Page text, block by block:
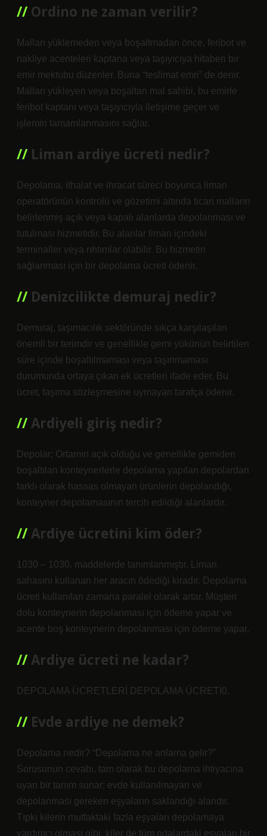
Ordino ne zaman verilir?
Malları yüklemeden veya boşaltmadan önce, feribot ve
nakliye acenteleri kaptana veya taşıyıcıya hitaben bir
emir mektubu düzenler. Buna “teslimat emri” de denir.
Malları yükleyen veya boşaltan mal sahibi, bu emirle
feribot kaptanı veya taşıyıcıyla iletişime geçer ve
işlemin tamamlanmasını sağlar.
Liman ardiye ücreti nedir?
Depolama, ithalat ve ihracat süreci boyunca liman
operatörünün kontrolü ve gözetimi altında ticari malların
belirlenmiş açık veya kapalı alanlarda depolanması ve
tutulması hizmetidir. Bu alanlar liman içindeki
terminaller veya rıhtımlar olabilir. Bu hizmetin
sağlanması için bir depolama ücreti ödenir.
Denizcilikte demuraj nedir?
Demuraj, taşımacılık sektöründe sıkça karşılaşılan
önemli bir terimdir ve genellikle gemi yükünün belirtilen
süre içinde boşaltılmaması veya taşınmaması
durumunda ortaya çıkan ek ücretleri ifade eder. Bu
ücret, taşıma sözleşmesine uymayan tarafça ödenir.
Ardiyeli giriş nedir?
Depolar; Ortamın açık olduğu ve genellikle gemiden
boşaltılan konteynerlerle depolama yapılan depolardan
farklı olarak hassas olmayan ürünlerin depolandığı,
konteyner depolamasının tercih edildiği alanlardır.
Ardiye ücretini kim öder?
1030 – 1030. maddelerde tanımlanmıştır. Liman
sahasını kullanan her aracın ödediği kiradır. Depolama
ücreti kullanılan zamana paralel olarak artar. Müşteri
dolu konteynerin depolanması için ödeme yapar ve
acente boş konteynerin depolanması için ödeme yapar.
Ardiye ücreti ne kadar?
DEPOLAMA ÜCRETLERİ DEPOLAMA ÜCRETİ0.
Evde ardiye ne demek?
Depolama nedir? “Depolama ne anlama gelir?”
Sorusunun cevabı, tam olarak bu depolama ihtiyacına
uyan bir tanım sunar: evde kullanılmayan ve
depolanması gereken eşyaların saklandığı alandır.
Tıpkı kilerin mutfaktaki fazla eşyaları depolamaya
yardımcı olması gibi, kiler de tüm odalardaki eşyaları bir